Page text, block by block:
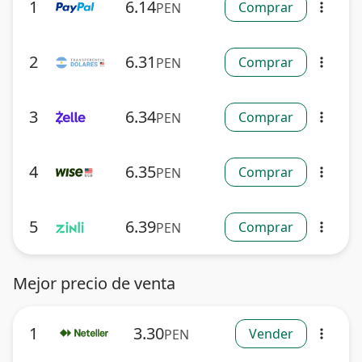
1 6.14PEN Comprar more_vert
2 6.31 PEN Comprar more_vert
3 6.34PEN Comprar more_vert
4 6.35PEN Comprar more_vert
5 6.39PEN Comprar more_vert
Mejor precio de venta
1 3.30PEN Vender more_vert